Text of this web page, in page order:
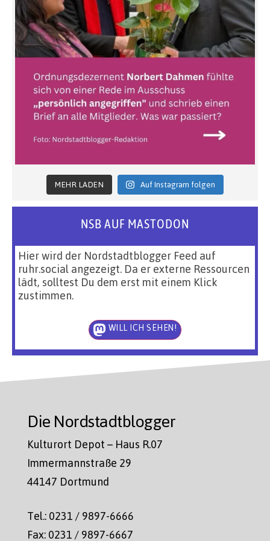
MEHR LADEN Auf Instagram folgen
NSB AUF MASTODON
Hier wird der Nordstadtblogger Feed auf
ruhr.social angezeigt. Da er externe Ressourcen
lädt, solltest Du dem erst mit einem Klick
zustimmen.
WILL ICH SEHEN!
Die Nordstadtblogger
Kulturort Depot – Haus R.07
Immermannstraße 29
44147 Dortmund
Tel.: 0231 / 9897-6666
Fax: 0231 / 9897-6667